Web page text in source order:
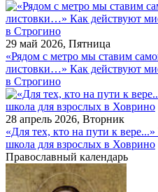
29 май 2026, Пятница
«Рядом с метро мы ставим
листовки…» Как действуют
в Строгино
28 апрель 2026, Вторник
«Для тех, кто на пути к
школа для взрослых в Ховрино
Православный календарь